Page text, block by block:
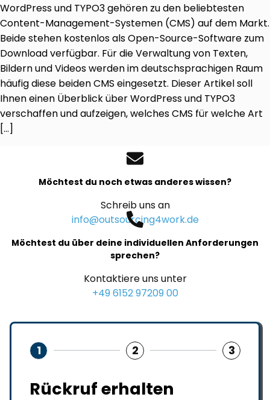
WordPress und TYPO3 gehören zu den beliebtesten
Content-Management-Systemen (CMS) auf dem Markt.
Beide stehen kostenlos als Open-Source-Software zum
Download verfügbar. Für die Verwaltung von Texten,
Bildern und Videos werden im deutschsprachigen Raum
häufig diese beiden CMS eingesetzt. Dieser Artikel soll
Ihnen einen Überblick über WordPress und TYPO3
verschaffen und aufzeigen, welches CMS für welche Art
[…]
Möchtest du noch etwas anderes wissen?
Schreib uns an
info@outsourcing4work.de
Möchtest du über deine individuellen Anforderungen
sprechen?
Kontaktiere uns unter
+49 6152 97209 00
1 2 3
Rückruf erhalten